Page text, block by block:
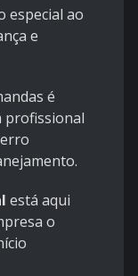
especial ao
e
é
profissional
está aqui
o